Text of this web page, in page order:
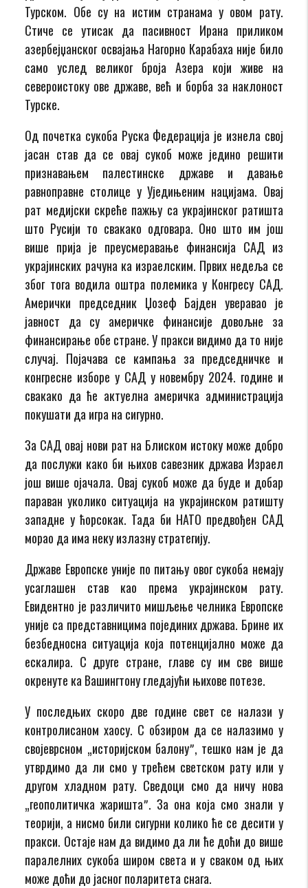
Турском. Обе су на истим странама у овом рату.
Стиче се утисак да пасивност Ирана приликом
азербејџанског освајања Нагорно Карабаха није било
само услед великог броја Азера који живе на
североистоку ове државе, већ и борба за наклоност
Турске.
Од почетка сукоба Руска Федерација је изнела свој
јасан став да се овај сукоб може једино решити
признавањем палестинске државе и давање
равноправне столице у Уједињеним нацијама. Овај
рат медијски скреће пажњу са украјинског ратишта
што Русији то свакако одговара. Оно што им још
више прија је преусмеравање финансија САД из
украјинских рачуна ка израелским. Првих недеља се
због тога водила оштра полемика у Конгресу САД.
Амерички председник Џозеф Бајден уверавао је
јавност да су америчке финансије довољне за
финансирање обе стране. У пракси видимо да то није
случај. Појачава се кампања за председничке и
конгресне изборе у САД у новембру 2024. године и
свакако да ће актуелна америчка администрација
покушати да игра на сигурно.
За САД овај нови рат на Блиском истоку може добро
да послужи како би њихов савезник држава Израел
још више ојачала. Овај сукоб може да буде и добар
параван уколико ситуација на украјинском ратишту
западне у ћорсокак. Тада би НАТО предвођен САД
морао да има неку излазну стратегију.
Државе Европске уније по питању овог сукоба немају
усаглашен став као према украјинском рату.
Евидентно је различито мишљење челника Европске
уније са представницима појединих држава. Брине их
безбедносна ситуација која потенцијално може да
ескалира. С друге стране, главе су им све више
окренуте ка Вашингтону гледајући њихове потезе.
У последњих скоро две године свет се налази у
контролисаном хаосу. С обзиром да се налазимо у
својеврсном „историјском балонуˮ, тешко нам је да
утврдимо да ли смо у трећем светском рату или у
другом хладном рату. Сведоци смо да ничу нова
„геополитичка жариштаˮ. За она која смо знали у
теорији, а нисмо били сигурни колико ће се десити у
пракси. Остаје нам да видимо да ли ће доћи до више
паралелних сукоба широм света и у сваком од њих
може доћи до јасног поларитета снага.